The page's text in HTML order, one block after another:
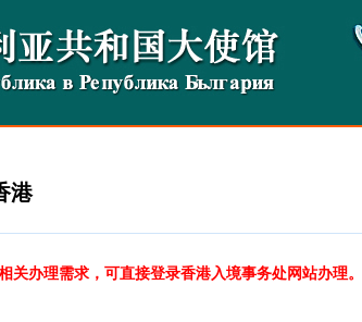
港
办理需求，可直接登录香港入境事务处网站办理。